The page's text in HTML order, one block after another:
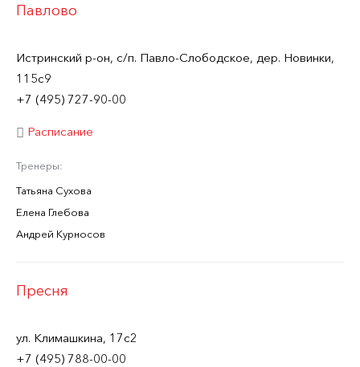
Павлово
Истринский р-он, с/п. Павло-Слободское, дер. Новинки,
115с9
+7 (495) 727-90-00
Расписание
Тренеры:
Татьяна Сухова
Елена Глебова
Андрей Курносов
Пресня
ул. Климашкина, 17с2
+7 (495) 788-00-00